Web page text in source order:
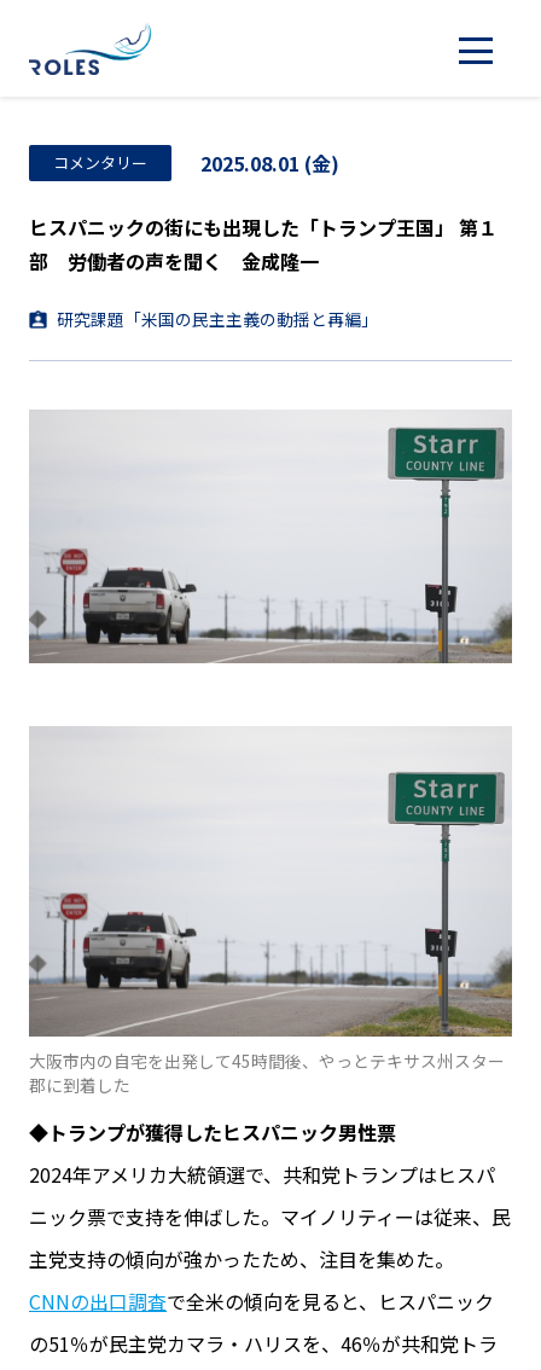
コメンタリー 2025.08.01 (金)
ヒスパニックの街にも出現した「トランプ王国」 第１
部 労働者の声を聞く 金成隆一
研究課題「米国の民主主義の動揺と再編」
大阪市内の自宅を出発して45時間後、やっとテキサス州スター
郡に到着した
◆トランプが獲得したヒスパニック男性票
2024年アメリカ大統領選で、共和党トランプはヒスパ
ニック票で支持を伸ばした。マイノリティーは従来、民
主党支持の傾向が強かったため、注目を集めた。
CNNの出口調査で全米の傾向を見ると、ヒスパニック
の51％が民主党カマラ・ハリスを、46％が共和党トラ